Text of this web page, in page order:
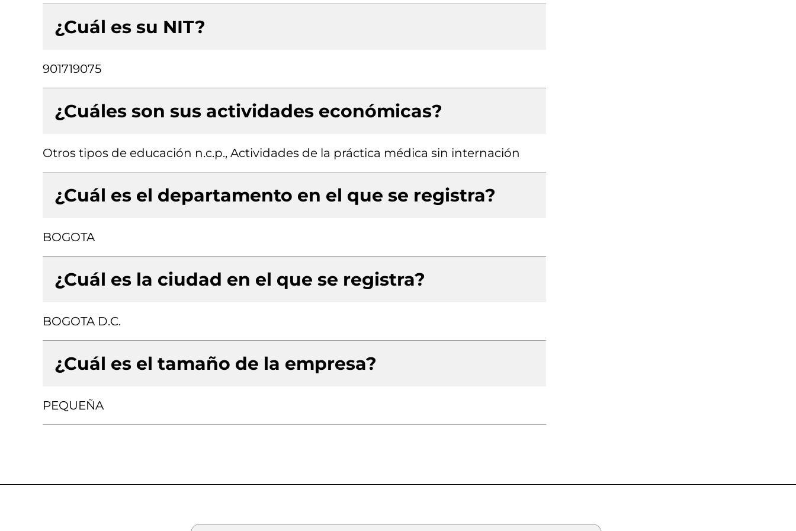
¿Cuál es su NIT?
901719075
¿Cuáles son sus actividades económicas?
Otros tipos de educación n.c.p., Actividades de la práctica médica sin internación
¿Cuál es el departamento en el que se registra?
BOGOTA
¿Cuál es la ciudad en el que se registra?
BOGOTA D.C.
¿Cuál es el tamaño de la empresa?
PEQUEÑA